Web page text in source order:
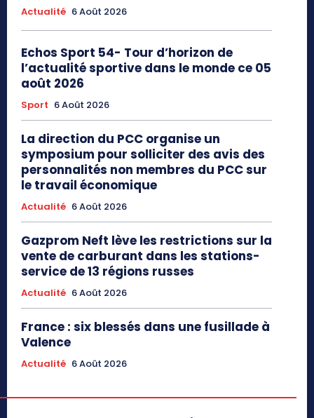
Actualité 6 Août 2026
Echos Sport 54- Tour d’horizon de
l’actualité sportive dans le monde ce 05
août 2026
Sport 6 Août 2026
La direction du PCC organise un
symposium pour solliciter des avis des
personnalités non membres du PCC sur
le travail économique
Actualité 6 Août 2026
Gazprom Neft lève les restrictions sur la
vente de carburant dans les stations-
service de 13 régions russes
Actualité 6 Août 2026
France : six blessés dans une fusillade à
Valence
Actualité 6 Août 2026